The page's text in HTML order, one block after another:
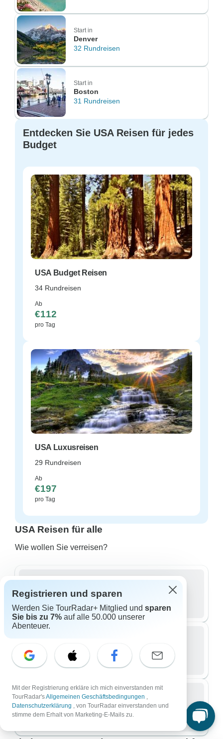
Start in
Denver
32 Rundreisen
Start in
Boston
31 Rundreisen
Entdecken Sie USA Reisen für jedes
Budget
USA Budget Reisen
34 Rundreisen
Ab
€112
pro Tag
USA Luxusreisen
29 Rundreisen
Ab
€197
pro Tag
USA Reisen für alle
Wie wollen Sie verreisen?
Gruppe
811 Rundreisen in USA
Kleingruppe
277 Rundreisen in USA
Privatreise / Personalisiert
Registrieren und sparen
Werden Sie TourRadar+ Mitglied und sparen
Sie bis zu 7% auf alle 50.000 unserer
Abenteuer.
Mit der Registrierung erkläre ich mich einverstanden mit
TourRadar'sAllgemeinen Geschäftsbedingungen ,
Datenschutzerklärung , von TourRadar einverstanden und
stimme dem Erhalt von Marketing-E-Mails zu.